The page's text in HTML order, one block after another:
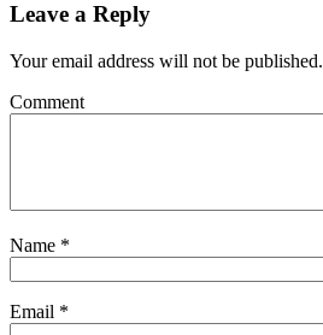
Leave a Reply
Your email address will not be published.
Comment
Name *
Email *